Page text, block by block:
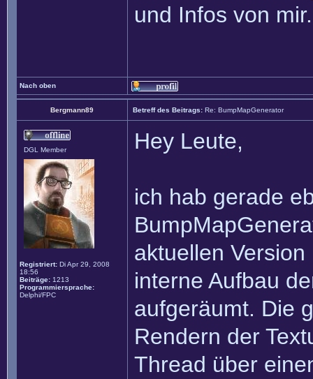
und Infos von mir.
Nach oben
Bergmann89 Betreff des Beitrags: Re: BumpMapGenerator
DGL Member
Registriert: Di Apr 29, 2008
18:56
Beiträge: 1213
Programmiersprache:
Delphi/FPC
Hey Leute,
ich hab gerade
aktuellen
interne Aufbau
aufgeräumt. Die
Rendern der
Thread über